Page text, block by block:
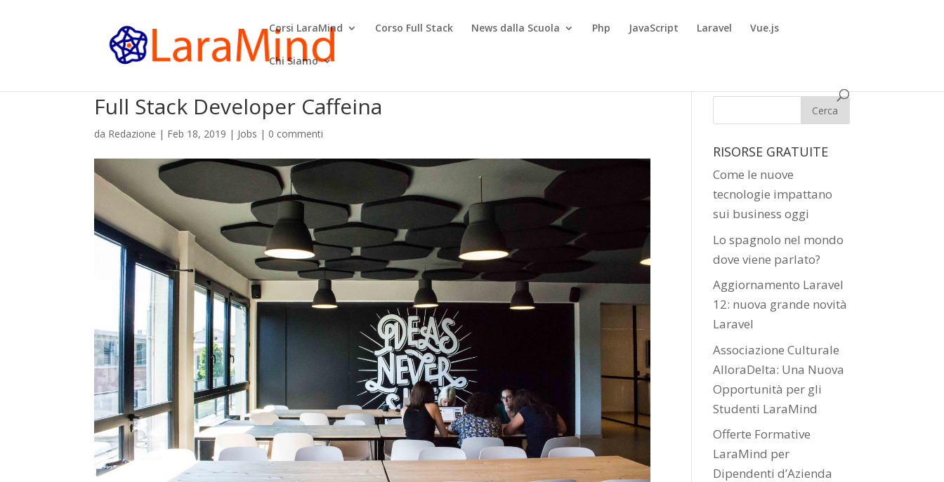
Corsi LaraMind Corso Full Stack News dalla Scuola Php JavaScript Laravel Vue.js
Chi Siamo
Full Stack Developer Caffeina
da Redazione | Feb 18, 2019 | Jobs | 0 commenti
RISORSE GRATUITE
Come le nuove
tecnologie impattano
sui business oggi
Lo spagnolo nel mondo
dove viene parlato?
Aggiornamento Laravel
12: nuova grande novità
Laravel
Associazione Culturale
AlloraDelta: Una Nuova
Opportunità per gli
Studenti LaraMind
Offerte Formative
LaraMind per
Dipendenti d’Azienda